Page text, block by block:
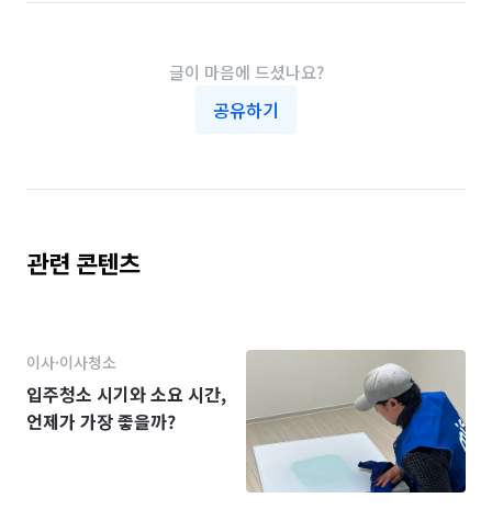
글이 마음에 드셨나요?
공유하기
관련 콘텐츠
이사·이사청소
입주청소 시기와 소요 시간,
언제가 가장 좋을까?